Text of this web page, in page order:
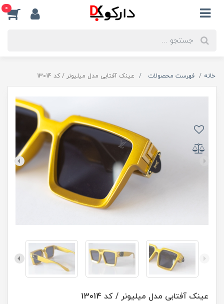
0
خانه فهرست محصولات عینک آفتابی مدل میلیونر / کد 13014
عینک آفتابی مدل میلیونر / کد 13014